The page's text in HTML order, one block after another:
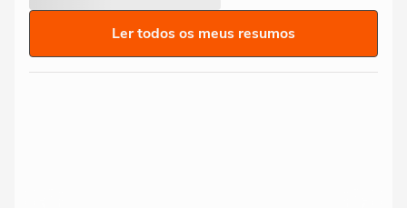
Ler todos os meus resumos